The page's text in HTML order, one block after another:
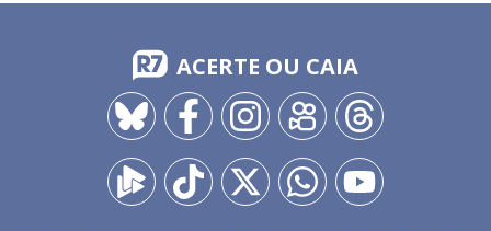
ACERTE OU CAIA